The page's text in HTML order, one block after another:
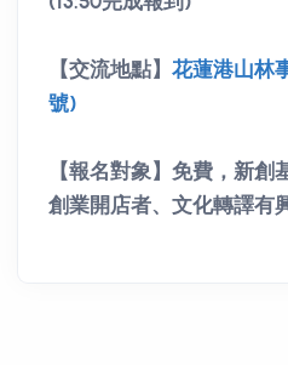
【交流地點】 花蓮港山林
號)
【報名對象】免費，新創
創業開店者、 文化轉譯有